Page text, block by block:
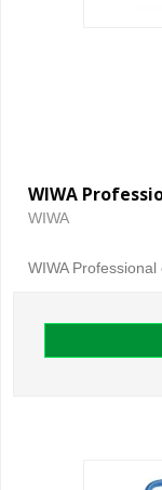
WIWA
WIWA
WIWA